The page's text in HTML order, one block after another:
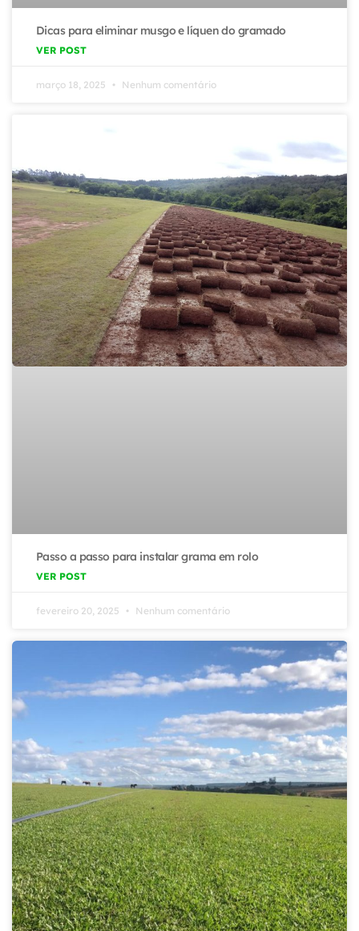
Dicas para eliminar musgo e líquen do gramado
VER POST
março 18, 2025 Nenhum comentário
Passo a passo para instalar grama em rolo
VER POST
fevereiro 20, 2025 Nenhum comentário